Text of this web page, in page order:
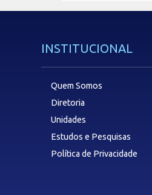
INSTITUCIONAL
Quem Somos
Diretoria
Unidades
Estudos e Pesquisas
Política de Privacidade